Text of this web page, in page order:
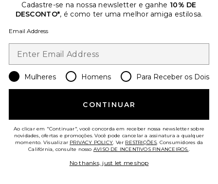
Marisa Bra
Cadastre-se na nossa newsletter e ganhe 10% DE
DESCONTO*, é como ter uma melhor amiga estilosa.
Email Address
Mulheres Homens Para Receber os Dois
CONTINUAR
Ao clicar em "Continuar", você concorda em receber nossa newsletter sobre
novidades, ofertas e promoções. Você pode cancelar a assinatura a qualquer
momento. Visualizar PRIVACY POLICY. Ver RESTRIÇÕES. Consumidores da
Califórnia, consulte nosso AVISO DE INCENTIVOS FINANCEIROS..
No thanks, just let me shop